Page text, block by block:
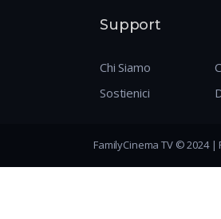
Support
Chi Siamo
Sostienici
FamilyCinema TV © 2024